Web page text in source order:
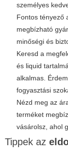
személyes
Fontos tényező
megbízható
minőségi és
Keresd a
és liquid
alkalmas.
fogyasztási
Nézd meg az
terméket
vásárolsz, ahol
Tippek az